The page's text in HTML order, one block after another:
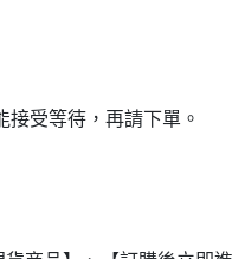
受等待，再請下單。